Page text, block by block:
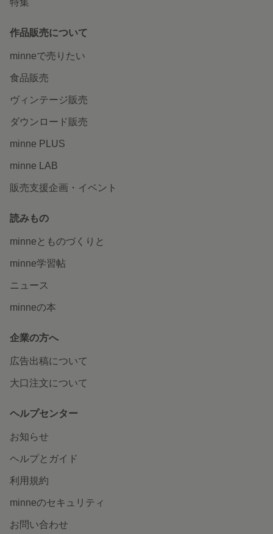
特集
作品販売について
minneで売りたい
食品販売
ヴィンテージ販売
ダウンロード販売
minne PLUS
minne LAB
販売支援企画・イベント
読みもの
minneとものづくりと
minne学習帖
ニュース
minneの本
企業の方へ
広告出稿について
大口注文について
ヘルプセンター
お知らせ
ヘルプとガイド
利用規約
minneのセキュリティ
お問い合わせ